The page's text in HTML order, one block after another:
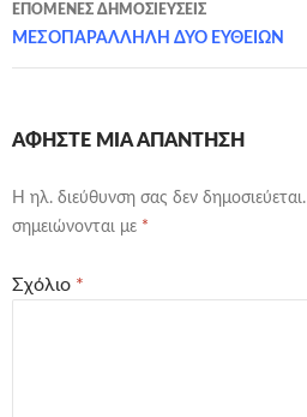
ΕΠΌΜΕΝΕΣ ΔΗΜΟΣΙΕΎΣΕΙΣ
ΜΕΣΟΠΑΡΑΛΛΗΛΗ ΔΥΟ ΕΥΘΕΙΩΝ
ΑΦΉΣΤΕ ΜΙΑ ΑΠΆΝΤΗΣΗ
Η ηλ. διεύθυνση σας δεν δημοσιεύεται.
σημειώνονται με *
Σχόλιο *